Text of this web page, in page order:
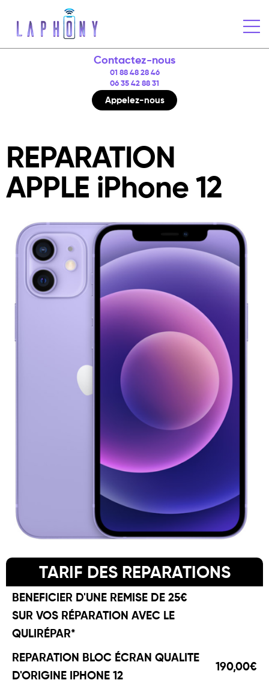
Contactez-nous
01 88 48 28 46
06 35 42 88 31
Appelez-nous
REPARATION
APPLE iPhone 12
TARIF DES REPARATIONS
BENEFICIER D'UNE REMISE DE 25€
SUR VOS RÉPARATION AVEC LE
QULIRÉPAR*
REPARATION BLOC ÉCRAN QUALITE
D'ORIGINE IPHONE 12
190,00€